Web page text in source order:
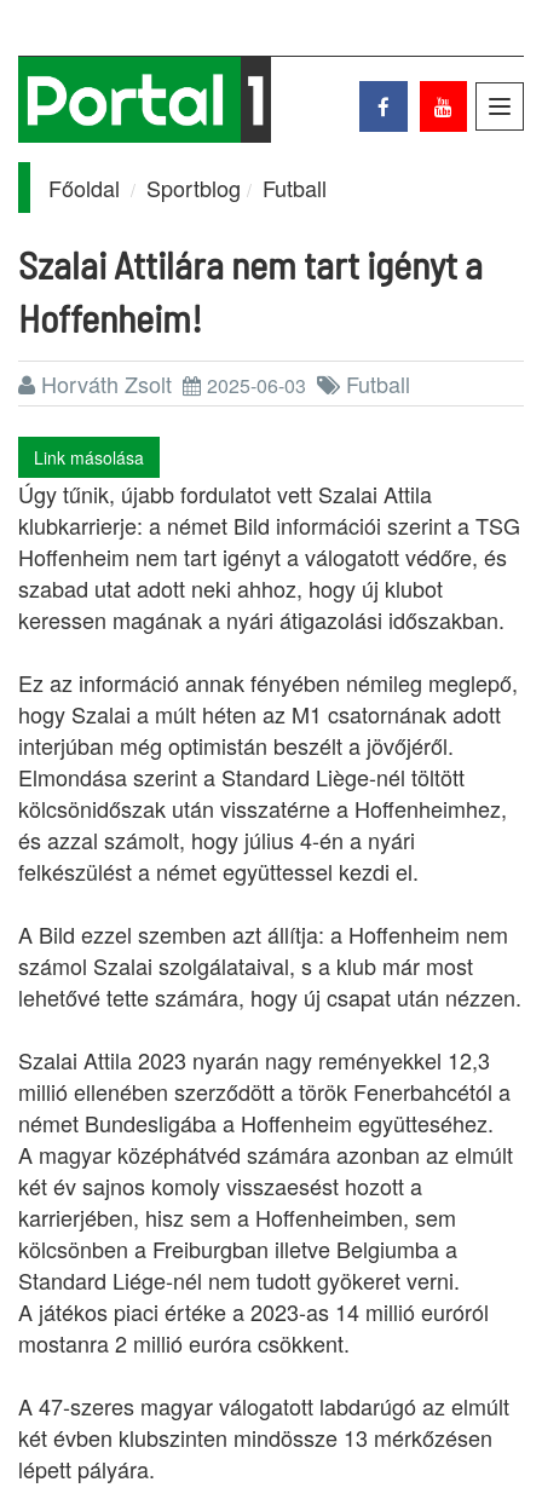
Főoldal Sportblog Futball
Szalai Attilára nem tart igényt a
Hoffenheim!
Horváth Zsolt 2025-06-03 Futball
Link másolása
Úgy tűnik, újabb fordulatot vett Szalai Attila
klubkarrierje: a német Bild információi szerint a TSG
Hoffenheim nem tart igényt a válogatott védőre, és
szabad utat adott neki ahhoz, hogy új klubot
keressen magának a nyári átigazolási időszakban.
Ez az információ annak fényében némileg meglepő,
hogy Szalai a múlt héten az M1 csatornának adott
interjúban még optimistán beszélt a jövőjéről.
Elmondása szerint a Standard Liège-nél töltött
kölcsönidőszak után visszatérne a Hoffenheimhez,
és azzal számolt, hogy július 4-én a nyári
felkészülést a német együttessel kezdi el.
A Bild ezzel szemben azt állítja: a Hoffenheim nem
számol Szalai szolgálataival, s a klub már most
lehetővé tette számára, hogy új csapat után nézzen.
Szalai Attila 2023 nyarán nagy reményekkel 12,3
millió ellenében szerződött a török Fenerbahcétól a
német Bundesligába a Hoffenheim együtteséhez.
A magyar középhátvéd számára azonban az elmúlt
két év sajnos komoly visszaesést hozott a
karrierjében, hisz sem a Hoffenheimben, sem
kölcsönben a Freiburgban illetve Belgiumba a
Standard Liége-nél nem tudott gyökeret verni.
A játékos piaci értéke a 2023-as 14 millió euróról
mostanra 2 millió euróra csökkent.
A 47-szeres magyar válogatott labdarúgó az elmúlt
két évben klubszinten mindössze 13 mérkőzésen
lépett pályára.